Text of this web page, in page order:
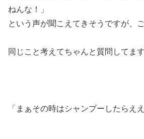
ねんな！」
という声が聞こえてきそうですが、ご
同じこと考えてちゃんと質問してま
「まぁその時はシャンプーしたらええ